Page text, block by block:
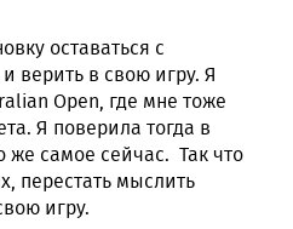
оставаться с
верить в свою игру. Я
Open, где мне тоже
Я поверила тогда в
же самое сейчас. Так что
перестать мыслить
игру.